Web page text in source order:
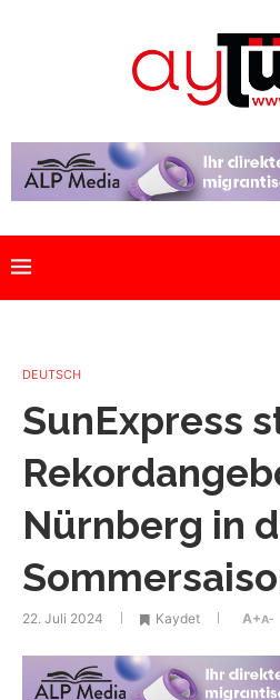
DEUTSCH
SunExpress
Nürnberg in
22. Juli 2024 Kaydet A+A-